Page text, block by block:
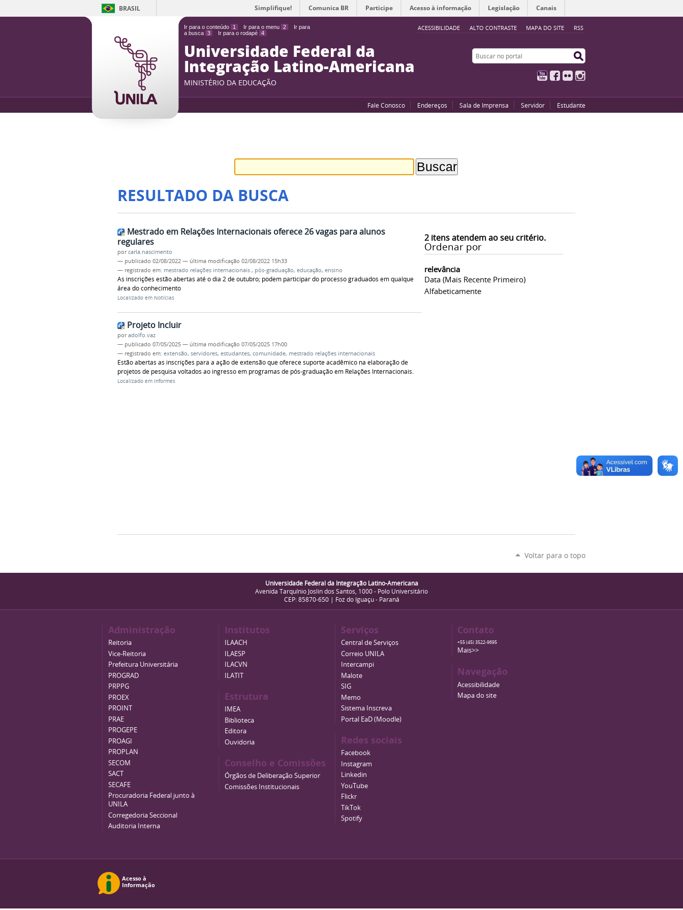
Ir para o conteúdo 1 Ir para o menu 2
Ir para
a busca 3 Ir para o rodapé 4
ACESSIBILIDADE ALTO CONTRASTE MAPA DO SITE RSS
BRASIL Simplifique! Comunica BR Participe Acesso à informação Legislação Canais
Universidade Federal da
Integração Latino-Americana
MINISTÉRIO DA EDUCAÇÃO
Buscar no portal
YouTubeFacebook
Flickr
Fale Conosco Endereços Sala de Imprensa Servidor Estudante
RESULTADO DA BUSCA
2itens atendem ao seu critério.
Ordenar por
relevância
Data (mais Recente Primeiro)
Alfabeticamente
Mestrado em Relações Internacionais oferece 26 vagas para alunos
regulares
porcarla.nascimento
— publicado 02/08/2022 — última modificação 02/08/2022 15h33
— registrado em: mestrado relações internacionais , pós-graduação, educação, ensino
As inscrições estão abertas até o dia 2 de outubro; podem participar do processo graduados em qualquer
área do conhecimento
Localizado em Notícias
Projeto Incluir
poradolfo.vaz
— publicado 07/05/2025 — última modificação 07/05/2025 17h00
— registrado em: extensão, servidores, estudantes, comunidade, mestrado relações internacionais
Estão abertas as inscrições para a ação de extensão que oferece suporte acadêmico na elaboração de
projetos de pesquisa voltados ao ingresso em programas de pós-graduação em Relações Internacionais.
Localizado em Informes
Voltar para o topo
Universidade Federal da Integração Latino-Americana
Avenida Tarquínio Joslin dos Santos, 1000 - Polo Universitário
CEP: 85870-650 | Foz do Iguaçu - Paraná
Administração
Reitoria
Vice-Reitoria
Prefeitura Universitária
PROGRAD
PRPPG
PROEX
PROINT
PRAE
PROGEPE
PROAGI
PROPLAN
SECOM
SACT
SECAFE
Procuradoria Federal junto à
UNILA
Corregedoria Seccional
Auditoria Interna
Institutos
ILAACH
ILAESP
ILACVN
ILATIT
Estrutura
IMEA
Biblioteca
Editora
Ouvidoria
Conselho e Comissões
Órgãos de Deliberação Superior
Comissões Institucionais
Serviços
Central de Serviços
Correio UNILA
Intercampi
Malote
SIG
Memo
Sistema Inscreva
Portal EaD (Moodle)
Redes sociais
Facebook
Instagram
Linkedin
YouTube
Flickr
TikTok
Spotify
Contato
+55 (45) 3522-9695
Mais>>
Navegação
Acessibilidade
Mapa do site